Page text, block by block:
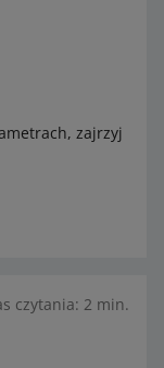
zajrzyj
czytania: 2 min.